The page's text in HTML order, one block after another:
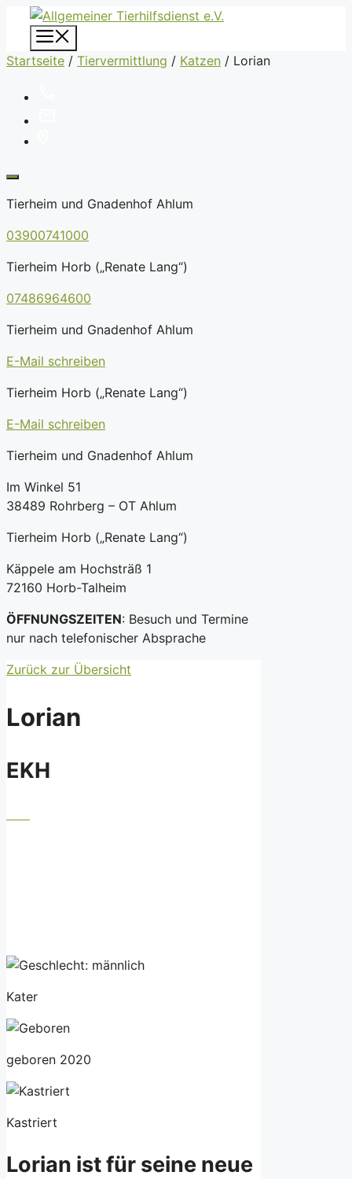
Zum
Inhalt
springen
Startseite / Tiervermittlung / Katzen / Lorian
Tierheim und Gnadenhof Ahlum
03900741000
Tierheim Horb („Renate Lang“)
07486964600
Tierheim und Gnadenhof Ahlum
E-Mail schreiben
Tierheim Horb („Renate Lang“)
E-Mail schreiben
Tierheim und Gnadenhof Ahlum
Im Winkel 51
38489 Rohrberg – OT Ahlum
Tierheim Horb („Renate Lang“)
Käppele am Hochsträß 1
72160 Horb-Talheim
ÖFFNUNGSZEITEN: Besuch und Termine
nur nach telefonischer Absprache
Zurück zur Übersicht
Lorian
EKH
Kater
geboren 2020
Kastriert
Lorian ist für seine neue